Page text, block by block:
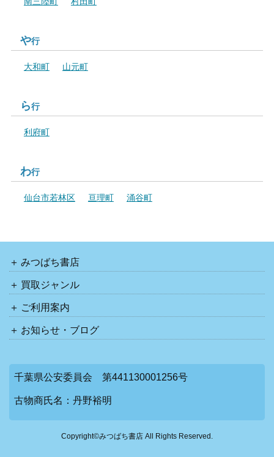
や行
大和町 山元町
ら行
利府町
わ行
仙台市若林区 亘理町 涌谷町
みつばち書店
買取ジャンル
ご利用案内
お知らせ・ブログ
千葉県公安委員会 第441130001256号
古物商氏名：丹野裕明
Copyright©みつばち書店 All Rights Reserved.